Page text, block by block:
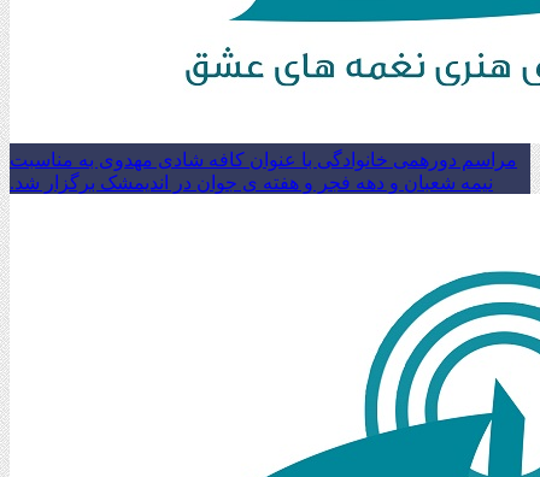
مراسم دورهمی خانوادگی با عنوان کافه شادی مهدوی به مناسبت
نیمه شعبان و دهه فجر و هفته ی جوان در اندیمشک برگزار شد.